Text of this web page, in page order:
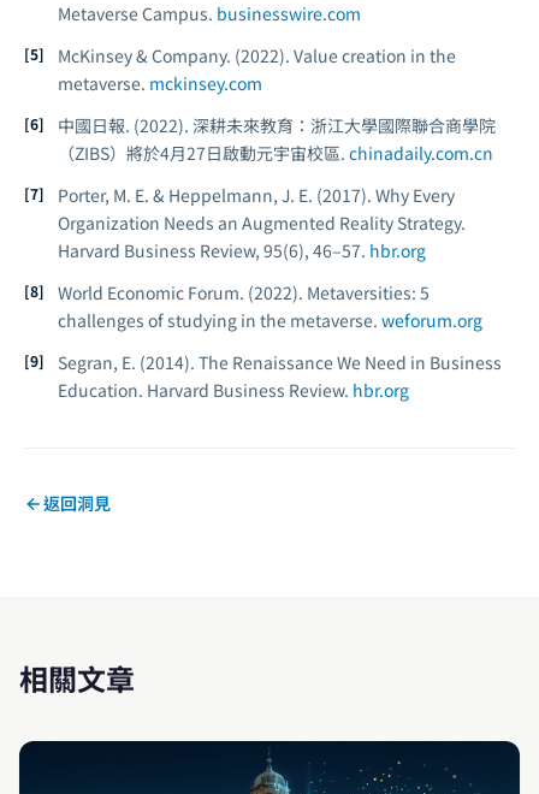
Metaverse Campus. businesswire.com
McKinsey & Company. (2022). Value creation in the
metaverse. mckinsey.com
中國日報. (2022). 深耕未來教育：浙江大學國際聯合商學院
（ZIBS）將於4月27日啟動元宇宙校區. chinadaily.com.cn
Porter, M. E. & Heppelmann, J. E. (2017). Why Every
Organization Needs an Augmented Reality Strategy.
Harvard Business Review, 95(6), 46–57. hbr.org
World Economic Forum. (2022). Metaversities: 5
challenges of studying in the metaverse. weforum.org
Segran, E. (2014). The Renaissance We Need in Business
Education. Harvard Business Review. hbr.org
返回洞見
相關文章